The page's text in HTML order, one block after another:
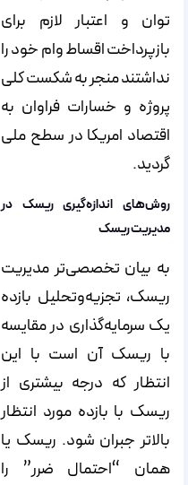
توان و اعتبار لازم برای
بازپرداخت اقساط وام خود را
نداشتند منجر به شکست کلی
پروژه و خسارات فراوان به
اقتصاد امریکا در سطح ملی
گردید.
روش‌های اندازه‌گیری ریسک در
مدیریت ریسک
به بیان تخصصی‌تر مدیریت
ریسک، تجزیه‌وتحلیل بازده
یک سرمایه‌گذاری در مقایسه
با ریسک آن است با این
انتظار که درجه بیشتری از
ریسک با بازده مورد انتظار
بالاتر جبران شود. ریسک یا
همان “احتمال ضرر” را